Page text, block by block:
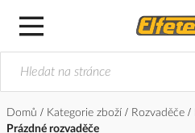
Domů Kategorie zboží Rozvaděče
Prázdné rozvaděče